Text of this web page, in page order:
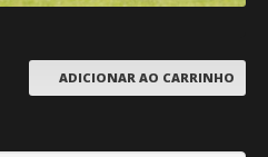
ADICIONAR AO CARRINHO